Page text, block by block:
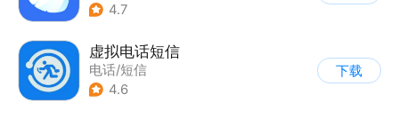
4.7
虚拟电话短信
电话/短信
4.6
下载